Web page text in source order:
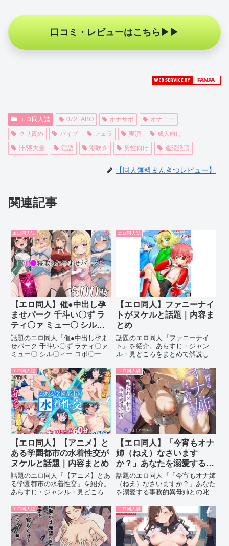
口コミ・レビューはこちら
エロ同人誌 072LABO オナサポ
オナニー
クリ責め
バイブ フェラ 実演
成人向け
汁/液大量
淫語 潮吹き 男性向け 連続絶頂
【同人無料まんきつレビュー】
関連記事
エロ同人誌
【エロ同人】催●中出し孕
ませパーク 千斗い〇ず ラ
ティ〇ァ ミュー〇 シル〇
ィー コボ〇ーがヌケルと
話題｜内容まとめ
話題のエロ同人『催●中出し孕ま
せパーク 千斗い〇ず ラティ〇ァ
ミュー〇 シル〇ィー コボ〇ー』
どころをまとめて解説します。
エロ同人誌
【エロ同人】ファニーナイ
トがヌケルと話題｜内容ま
とめ
話題のエロ同人『ファニーナイ
ト』を紹介。あらすじ・ジャン
ル・見どころをまとめて解説しま
エロ同人誌
【エロ同人】【アニメ】と
ある学園都市の水着性交が
ヌケルと話題｜内容まとめ
話題のエロ同人『【アニメ】とあ
る学園都市の水着性交』を紹介。
あらすじ・ジャンル・見どころを
エロ同人誌
【エロ同人】「今宵もオナ
姉（ねえ）なさいます
か？」あなたを溺愛する事
務的異母姉との叱られ×
甘々性欲処理生活がヌケル
と話題｜内容まとめ
話題のエロ同人『「今宵もオナ姉
（ねえ）なさいますか？」あなた
を溺愛する事務的異母姉との叱ら
あらすじ・ジャンル・見どころを
まとめて解説します。
エロ同人誌 エロ同人誌